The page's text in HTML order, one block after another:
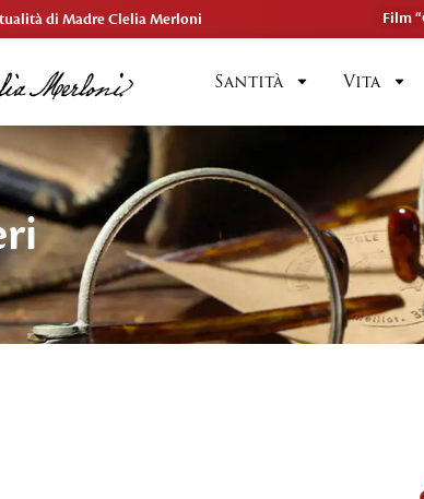
di Madre Clelia Merloni Film
Santità Vita